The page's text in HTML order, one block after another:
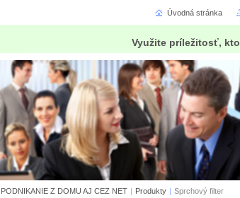
Využite príležitosť,
PODNIKANIE Z DOMU AJ CEZ NET | Produkty | Sprchový filter
Úvodná stránka